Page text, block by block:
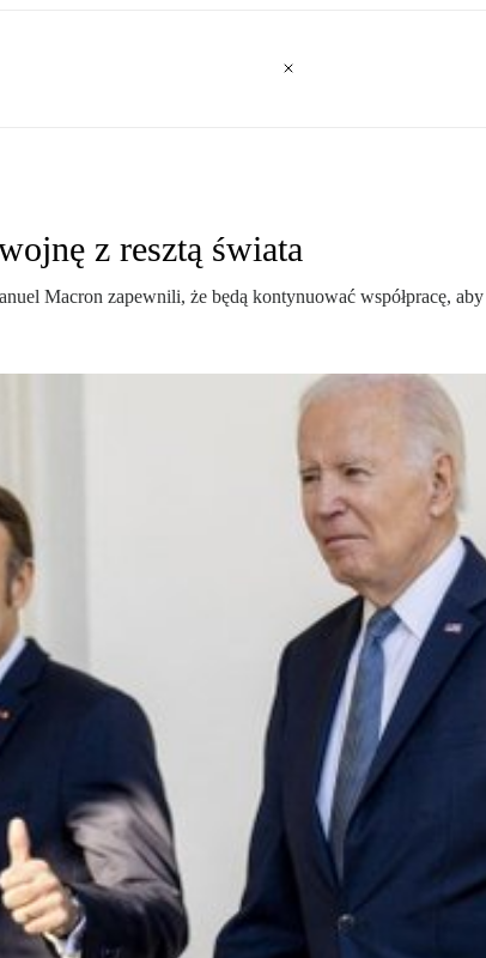
z resztą świata
Macron zapewnili, że będą kontynuować współpracę,